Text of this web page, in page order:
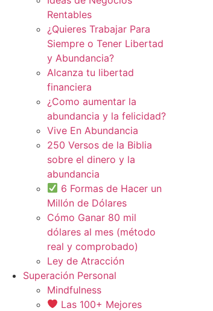
Rentables
¿Quieres Trabajar Para
Siempre o Tener Libertad
y Abundancia?
Alcanza tu libertad
financiera
¿Como aumentar la
abundancia y la felicidad?
Vive En Abundancia
250 Versos de la Biblia
sobre el dinero y la
abundancia
6 Formas de Hacer un
Millón de Dólares
Cómo Ganar 80 mil
dólares al mes (método
real y comprobado)
Ley de Atracción
Superación Personal
Mindfulness
Las 100+ Mejores